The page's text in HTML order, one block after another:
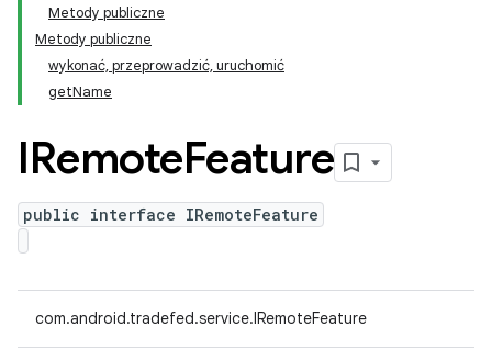
Metody publiczne
Metody publiczne
wykonać, przeprowadzić, uruchomić
getName
IRemoteFeature
public interface IRemoteFeature
com.android.tradefed.service.IRemoteFeature